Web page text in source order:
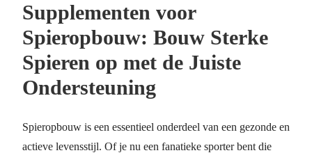
Supplementen voor
Spieropbouw: Bouw Sterke
Spieren op met de Juiste
Ondersteuning
Spieropbouw is een essentieel onderdeel van een gezonde en
actieve levensstijl. Of je nu een fanatieke sporter bent die